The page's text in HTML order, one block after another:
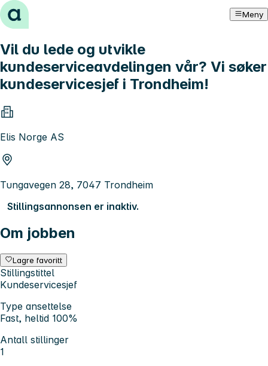
Hopp til innhold Meny
Vil du lede og utvikle
kundeserviceavdelingen vår? Vi søker
kundeservicesjef i Trondheim!
Elis Norge AS
Tungavegen 28, 7047 Trondheim
Stillingsannonsen er inaktiv.
Om jobben
Lagre favoritt
Stillingstittel
Kundeservicesjef
Type ansettelse
Fast, heltid 100%
Antall stillinger
1